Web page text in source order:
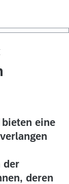
eine
der
deren